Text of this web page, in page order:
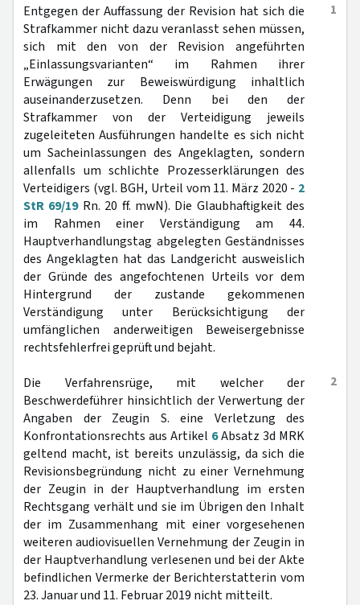
1
Entgegen der Auffassung der Revision hat sich die
Strafkammer nicht dazu veranlasst sehen müssen,
sich mit den von der Revision angeführten
„Einlassungsvarianten“ im Rahmen ihrer
Erwägungen zur Beweiswürdigung inhaltlich
auseinanderzusetzen. Denn bei den der
Strafkammer von der Verteidigung jeweils
zugeleiteten Ausführungen handelte es sich nicht
um Sacheinlassungen des Angeklagten, sondern
allenfalls um schlichte Prozesserklärungen des
Verteidigers (vgl. BGH, Urteil vom 11. März 2020 - 2
StR 69/19Rn. 20 ff. mwN). Die Glaubhaftigkeit des
im Rahmen einer Verständigung am 44.
Hauptverhandlungstag abgelegten Geständnisses
des Angeklagten hat das Landgericht ausweislich
der Gründe des angefochtenen Urteils vor dem
Hintergrund der zustande gekommenen
Verständigung unter Berücksichtigung der
umfänglichen anderweitigen Beweisergebnisse
rechtsfehlerfrei geprüft und bejaht.
2
Die Verfahrensrüge, mit welcher der
Beschwerdeführer hinsichtlich der Verwertung der
Angaben der Zeugin S. eine Verletzung des
Konfrontationsrechts aus Artikel 6Absatz 3d MRK
geltend macht, ist bereits unzulässig, da sich die
Revisionsbegründung nicht zu einer Vernehmung
der Zeugin in der Hauptverhandlung im ersten
Rechtsgang verhält und sie im Übrigen den Inhalt
der im Zusammenhang mit einer vorgesehenen
weiteren audiovisuellen Vernehmung der Zeugin in
der Hauptverhandlung verlesenen und bei der Akte
befindlichen Vermerke der Berichterstatterin vom
23. Januar und 11. Februar 2019 nicht mitteilt.